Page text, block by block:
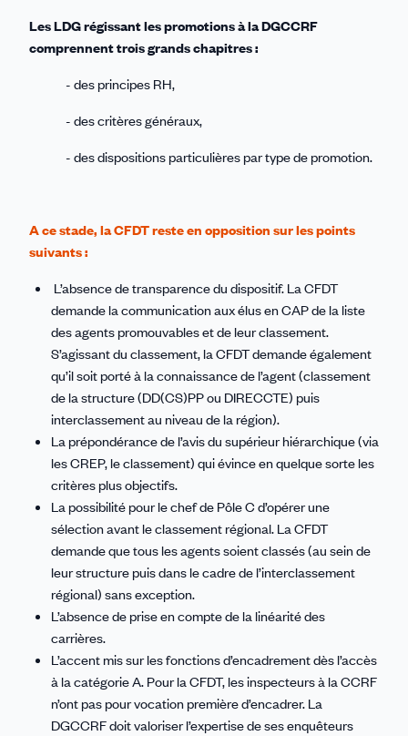
Les LDG régissant les promotions à la DGCCRF
comprennent trois grands chapitres :
- des principes RH,
- des critères généraux,
- des dispositions particulières par type de promotion.
A ce stade, la CFDT reste en opposition sur les points
suivants :
L’absence de transparence du dispositif. La CFDT
demande la communication aux élus en CAP de la liste
des agents promouvables et de leur classement.
S’agissant du classement, la CFDT demande également
qu’il soit porté à la connaissance de l’agent (classement
de la structure (DD(CS)PP ou DIRECCTE) puis
interclassement au niveau de la région).
La prépondérance de l’avis du supérieur hiérarchique (via
les CREP, le classement) qui évince en quelque sorte les
critères plus objectifs.
La possibilité pour le chef de Pôle C d’opérer une
sélection avant le classement régional. La CFDT
demande que tous les agents soient classés (au sein de
leur structure puis dans le cadre de l’interclassement
régional) sans exception.
L’absence de prise en compte de la linéarité des
carrières.
L’accent mis sur les fonctions d’encadrement dès l’accès
à la catégorie A. Pour la CFDT, les inspecteurs à la CCRF
n’ont pas pour vocation première d’encadrer. La
DGCCRF doit valoriser l’expertise de ses enquêteurs